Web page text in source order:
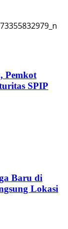
Pemkot
SPIP
Baru di
Lokasi